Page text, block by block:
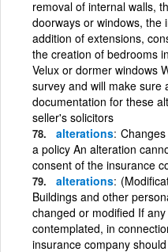
removal of internal walls,
doorways or windows, the
addition of extensions,
the creation of bedrooms
Velux or dormer windows
survey and will make sure
documentation for these
seller's solicitors
alterations
a policy An alteration
consent of the insurance
alterations
Buildings and other
changed or modified If
contemplated, in
insurance company